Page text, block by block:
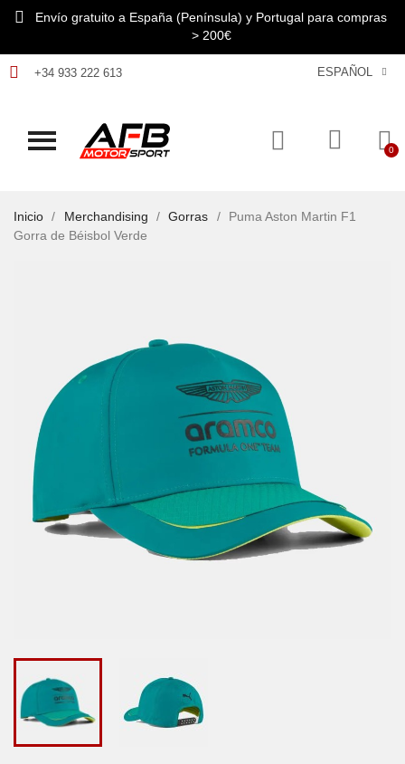
Envío gratuito a España (Península) y Portugal para compras
> 200€
+34 933 222 613 ESPAÑOL
Inicio Merchandising Gorras
Puma Aston Martin F1
Gorra de Béisbol Verde